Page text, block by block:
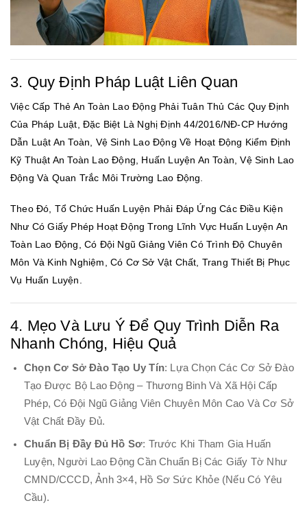
3. Quy Định Pháp Luật Liên Quan
Việc Cấp Thẻ An Toàn Lao Động Phải Tuân Thủ Các Quy Định
Của Pháp Luật, Đặc Biệt Là Nghị Định 44/2016/NĐ-CP Hướng
Dẫn Luật An Toàn, Vệ Sinh Lao Động Về Hoạt Động Kiểm Định
Kỹ Thuật An Toàn Lao Động, Huấn Luyện An Toàn, Vệ Sinh Lao
Động Và Quan Trắc Môi Trường Lao Động.
Theo Đó, Tổ Chức Huấn Luyện Phải Đáp Ứng Các Điều Kiện
Như Có Giấy Phép Hoạt Động Trong Lĩnh Vực Huấn Luyện An
Toàn Lao Động, Có Đội Ngũ Giảng Viên Có Trình Độ Chuyên
Môn Và Kinh Nghiệm, Có Cơ Sở Vật Chất, Trang Thiết Bị Phục
Vụ Huấn Luyện.
4. Mẹo Và Lưu Ý Để Quy Trình Diễn Ra
Nhanh Chóng, Hiệu Quả
Chọn Cơ Sở Đào Tạo Uy Tín: Lựa Chọn Các Cơ Sở Đào
Tạo Được Bộ Lao Động – Thương Binh Và Xã Hội Cấp
Phép, Có Đội Ngũ Giảng Viên Chuyên Môn Cao Và Cơ Sở
Vật Chất Đầy Đủ.
Chuẩn Bị Đầy Đủ Hồ Sơ: Trước Khi Tham Gia Huấn
Luyện, Người Lao Động Cần Chuẩn Bị Các Giấy Tờ Như
CMND/CCCD, Ảnh 3×4, Hồ Sơ Sức Khỏe (nếu Có Yêu
Cầu).